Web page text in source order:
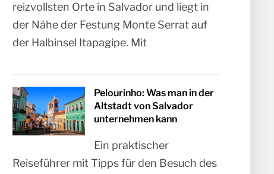
reizvollsten Orte in Salvador und liegt in
der Nähe der Festung Monte Serrat auf
der Halbinsel Itapagipe. Mit
Pelourinho: Was man in der
Altstadt von Salvador
unternehmen kann
Ein praktischer
Reiseführer mit Tipps für den Besuch des